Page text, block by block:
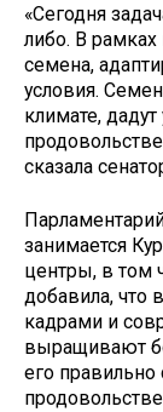
«Сегодня
либо. В
семена,
условия.
климате,
сказала
занимается
центры, в том
добавила, что
кадрами и
выращивают
его правильно